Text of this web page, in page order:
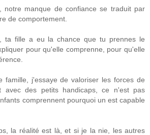
notre manque de confiance se traduit par
de comportement.
ta fille a eu la chance que tu prennes le
pour qu'elle comprenne, pour qu'elle
famille, j'essaye de valoriser les forces de
avec des petits handicaps, ce n'est pas
comprennent pourquoi un est capable
la réalité est là, et si je la nie, les autres